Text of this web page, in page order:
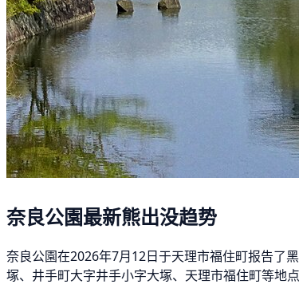
奈良公園最新熊出没趋势
奈良公園在2026年7月12日于天理市福住町报告了
塚、井手町大字井手小字大塚、天理市福住町等地